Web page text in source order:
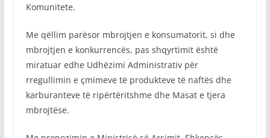
Komunitete.
Me qëllim parësor mbrojtjen e konsumatorit, si dhe
mbrojtjen e konkurrencës, pas shqyrtimit është
miratuar edhe Udhëzimi Administrativ për
rregullimin e çmimeve të produkteve të naftës dhe
karburanteve të ripërtëritshme dhe Masat e tjera
mbrojtëse.